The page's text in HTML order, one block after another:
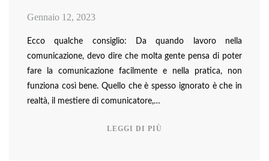
Gennaio 12, 2023
Ecco qualche consiglio: Da quando lavoro nella
comunicazione, devo dire che molta gente pensa di poter
fare la comunicazione facilmente e nella pratica, non
funziona così bene. Quello che è spesso ignorato è che in
realtà, il mestiere di comunicatore,…
LEGGI DI PIÙ